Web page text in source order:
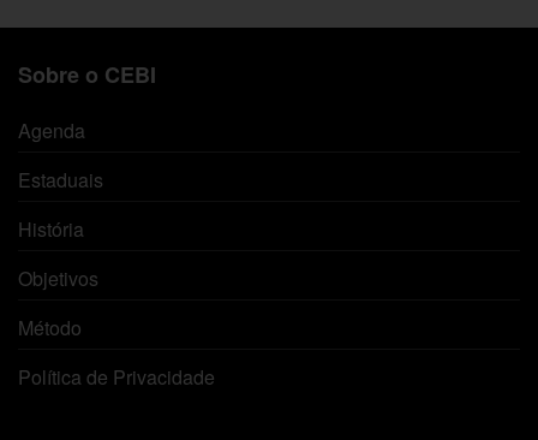
Sobre o CEBI
Agenda
Estaduais
História
Objetivos
Método
Política de Privacidade